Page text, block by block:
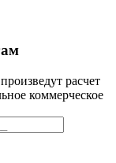
расчет
коммерческое